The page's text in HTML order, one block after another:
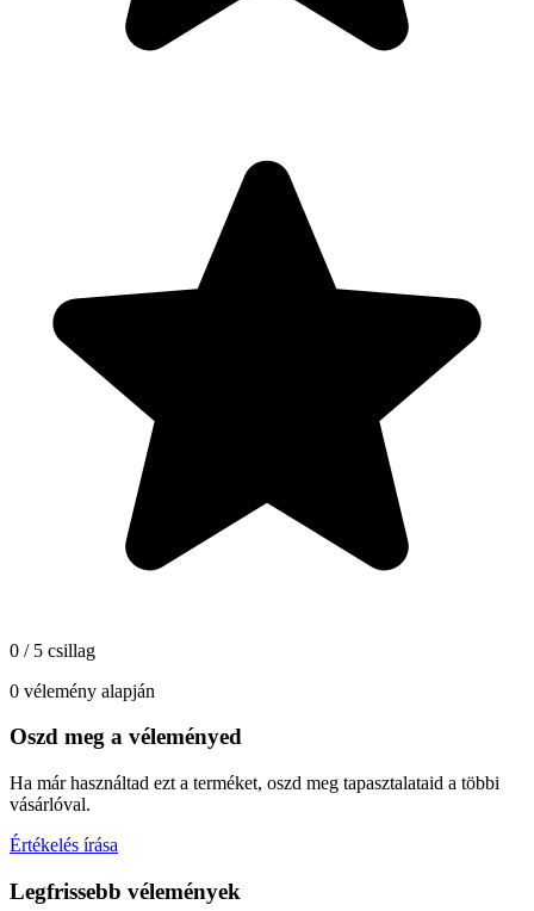
0 / 5 csillag
0 vélemény alapján
Oszd meg a véleményed
Ha már használtad ezt a terméket, oszd meg tapasztalataid a többi
vásárlóval.
Értékelés írása
Legfrissebb vélemények